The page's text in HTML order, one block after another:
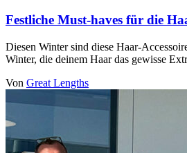
Festliche Must-haves für die
Diesen Winter sind diese Haar-
Winter, die deinem Haar das gewisse
Von Great Lengths